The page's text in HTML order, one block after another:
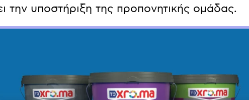
την υποστήριξη της προπονητικής ομάδας.